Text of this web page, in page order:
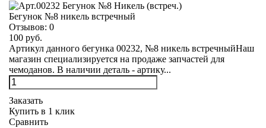
Бегунок №8 никель встречный
Отзывов: 0
100 руб.
Артикул данного бегунка 00232, №8 никель встречныйНаш
магазин специализируется на продаже запчастей для
чемоданов. В наличии деталь - артику...
Заказать
Купить в 1 клик
Сравнить